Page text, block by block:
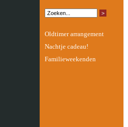
Oldtimer arrangement
Nachtje cadeau!
Familieweekenden